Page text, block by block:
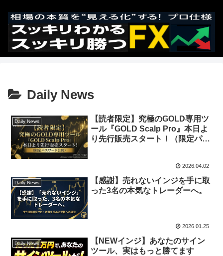
Daily News
Daily News
【読者限定】究極のGOLD専用ツ
ール『GOLD Scalp Pro』本日よ
り先行販売スタート！（限定パス
2026.04.02
Daily News
【感謝】売れないインジを手に取
った3名の本気なトレーダーへ。
2026.01.25
Daily News
【NEWインジ】あなたのサイン
ツール、実はもっと勝てます